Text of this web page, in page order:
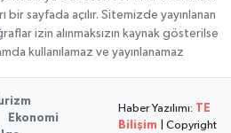
sayfada açılır. Sitemizde yayınlanan
izin alınmaksızın kaynak gösterilse
kullanılamaz ve yayınlanamaz
Ekonomi
Haber Yazılımı:
TE
Bilişim | Copyright